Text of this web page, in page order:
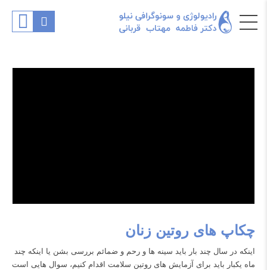
چکاپ های روتین زنان
اینکه در سال چند بار باید سینه ها و رحم و ضمائم بررسی بشن یا اینکه چند
ماه یکبار باید برای آزمایش های روتین سلامت اقدام کنیم، سوال هایی است